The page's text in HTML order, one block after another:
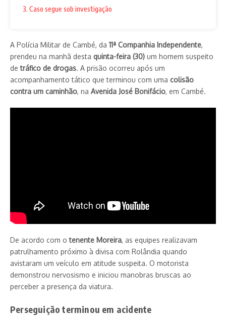
3. Caso segue sob investigação
A Polícia Militar de Cambé, da 11ª Companhia Independente,
prendeu na manhã desta quinta-feira (30) um homem suspeito
detráfico de drogas. A prisão ocorreu após um
acompanhamento tático que terminou com uma colisão
contra um caminhão, na Avenida José Bonifácio, em Cambé.
De acordo com otenente Moreira, as equipes realizavam
patrulhamento próximo à divisa com Rolândia quando
avistaram um veículo em atitude suspeita. O motorista
demonstrou nervosismo e iniciou manobras bruscas ao
perceber a presença da viatura.
Perseguição terminou em acidente